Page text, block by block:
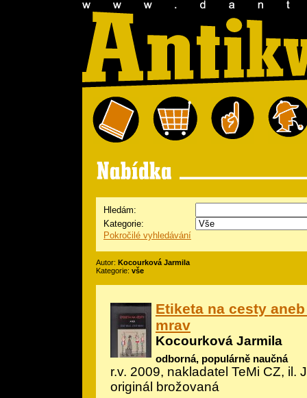
Hledám:
Kategorie:
Pokročilé vyhledávání
Autor: Kocourková Jarmila
Kategorie: vše
Etiketa na cesty
mrav
Kocourková Jarmila
odborná, populárně naučná
r.v. 2009, nakladatel TeMi CZ, il.
originál brožovaná